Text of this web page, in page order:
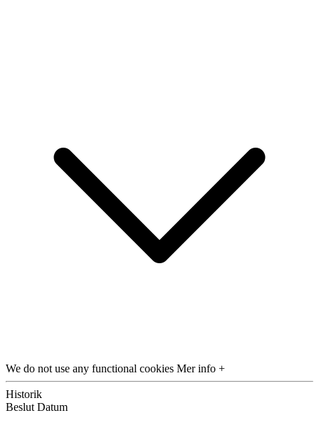
We do not use any functional cookies Mer info +
Historik
Beslut Datum